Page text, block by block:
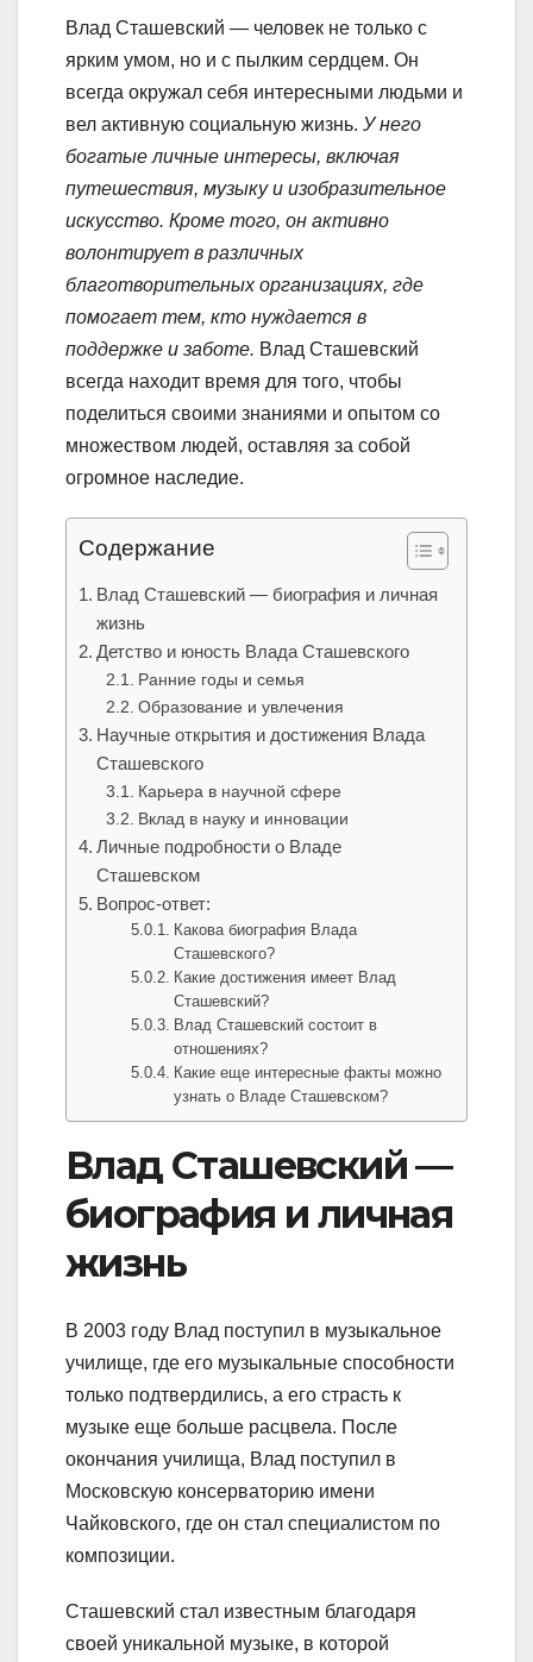
Влад Сташевский — человек не только с
ярким умом, но и с пылким сердцем. Он
всегда окружал себя интересными людьми и
вел активную социальную жизнь. У него
богатые личные интересы, включая
путешествия, музыку и изобразительное
искусство. Кроме того, он активно
волонтирует в различных
благотворительных организациях, где
помогает тем, кто нуждается в
поддержке и заботе. Влад Сташевский
всегда находит время для того, чтобы
поделиться своими знаниями и опытом со
множеством людей, оставляя за собой
огромное наследие.
Содержание
Влад Сташевский — биография и личная
жизнь
Детство и юность Влада Сташевского
Ранние годы и семья
Образование и увлечения
Научные открытия и достижения Влада
Сташевского
Карьера в научной сфере
Вклад в науку и инновации
Личные подробности о Владе
Сташевском
Вопрос-ответ:
Какова биография Влада
Сташевского?
Какие достижения имеет Влад
Сташевский?
Влад Сташевский состоит в
отношениях?
Какие еще интересные факты можно
узнать о Владе Сташевском?
Влад Сташевский —
биография и личная
жизнь
В 2003 году Влад поступил в музыкальное
училище, где его музыкальные способности
только подтвердились, а его страсть к
музыке еще больше расцвела. После
окончания училища, Влад поступил в
Московскую консерваторию имени
Чайковского, где он стал специалистом по
композиции.
Сташевский стал известным благодаря
своей уникальной музыке, в которой